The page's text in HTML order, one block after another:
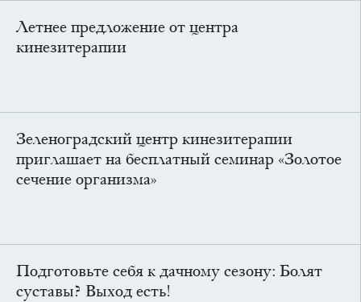
Летнее предложение от центра
кинезитерапии
Зеленоградский центр кинезитерапии
приглашает на бесплатный семинар «Золотое
сечение организма»
Подготовьте себя к дачному сезону: Болят
суставы? Выход есть!